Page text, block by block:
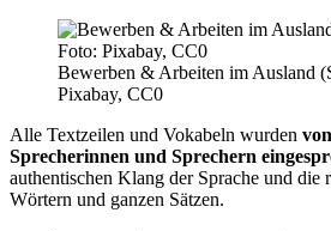
Bewerben & Arbeiten im Ausland
Pixabay, CC0
Alle Textzeilen und Vokabeln wurden
Sprecherinnen und Sprechern
authentischen Klang der Sprache und die
Wörtern und ganzen Sätzen.